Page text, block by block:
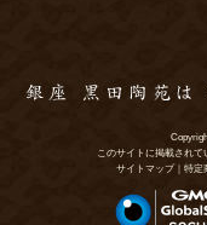
このサイトに掲載されて
サイトマップ
特定